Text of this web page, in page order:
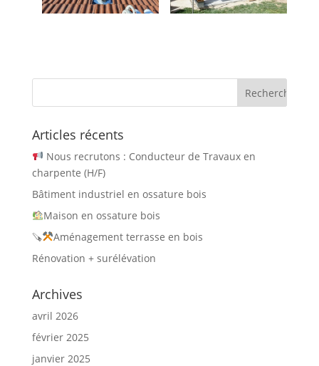
Articles récents
Nous recrutons : Conducteur de Travaux en
charpente (H/F)
Bâtiment industriel en ossature bois
Maison en ossature bois
🪚
Aménagement terrasse en bois
Rénovation + surélévation
Archives
avril 2026
février 2025
janvier 2025